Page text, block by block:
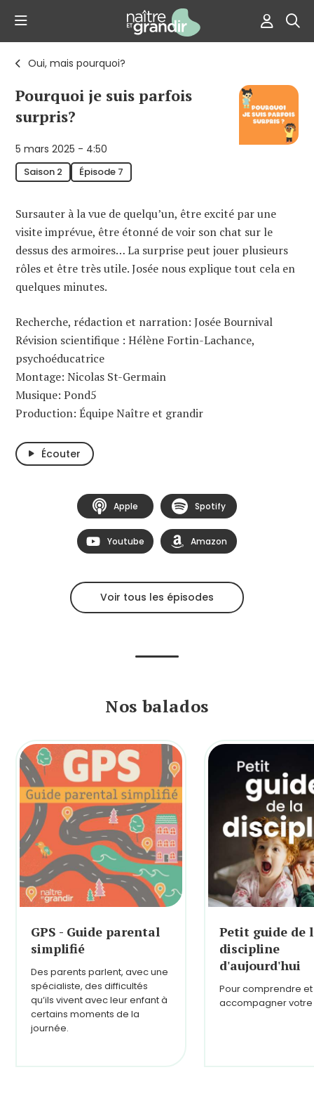
Oui, mais pourquoi?
Pourquoi je suis parfois
surpris?
5 mars 2025 - 4:50
Saison 2 Épisode 7
Sursauter à la vue de quelqu’un, être excité par une
visite imprévue, être étonné de voir son chat sur le
dessus des armoires… La surprise peut jouer plusieurs
rôles et être très utile. Josée nous explique tout cela en
quelques minutes.
Recherche, rédaction et narration: Josée Bournival
Révision scientifique : Hélène Fortin-Lachance,
psychoéducatrice
Montage: Nicolas St-Germain
Musique: Pond5
Production: Équipe Naître et grandir
Écouter
Apple Spotify
Youtube Amazon
Voir tous les épisodes
Nos balados
GPS - Guide parental
simplifié
Des parents parlent, avec une
spécialiste, des difficultés
qu’ils vivent avec leur enfant à
certains moments de la
journée.
Petit guide de
discipline
d'aujourd'hui
Pour comprendre et
accompagner votre